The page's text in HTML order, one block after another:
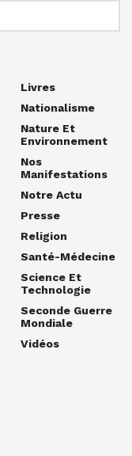
Livres
Nationalisme
Nature Et
Environnement
Nos
Manifestations
Notre Actu
Presse
Religion
Santé-Médecine
Science Et
Technologie
Seconde Guerre
Mondiale
Vidéos